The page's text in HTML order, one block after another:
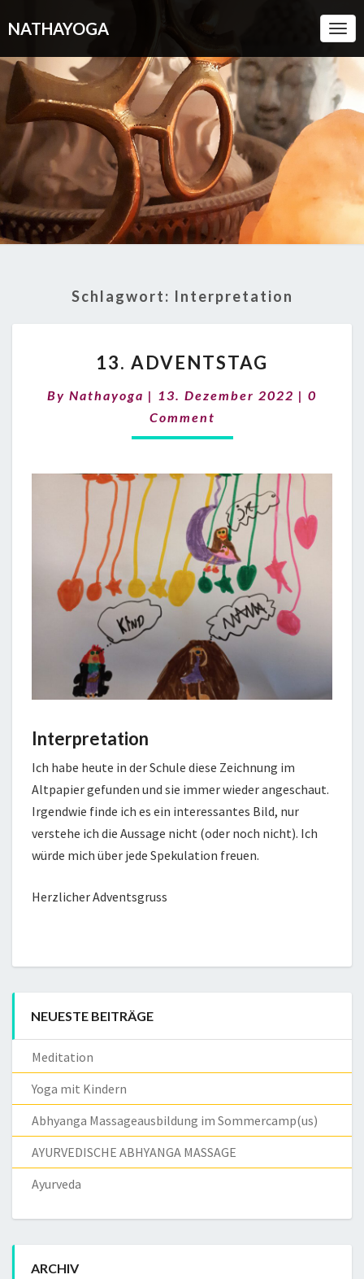
NATHAYOGA
Schlagwort: Interpretation
ADVENTSTAG
13. ADVENTSTAG
By Nathayoga | 13. Dezember 2022 | 0
Comment
Interpretation
Ich habe heute in der Schule diese Zeichnung im
Altpapier gefunden und sie immer wieder angeschaut.
Irgendwie finde ich es ein interessantes Bild, nur
verstehe ich die Aussage nicht (oder noch nicht). Ich
würde mich über jede Spekulation freuen.
Herzlicher Adventsgruss
NEUESTE BEITRÄGE
Meditation
Yoga mit Kindern
Abhyanga Massageausbildung im Sommercamp(us)
AYURVEDISCHE ABHYANGA MASSAGE
Ayurveda
ARCHIV